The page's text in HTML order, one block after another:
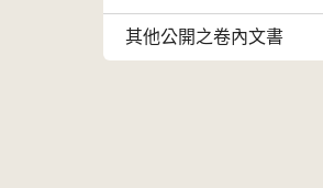
其他公開之卷內文書